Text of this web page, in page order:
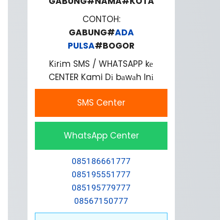
CONTOH:
GABUNG#ADA
PULSA#BOGOR
Kіrіm SMS / WHATSAPP kе
CENTER Kami Dі bаwаh Inі
SMS Center
WhatsApp Center
085186661777
085195551777
085195779777
08567150777